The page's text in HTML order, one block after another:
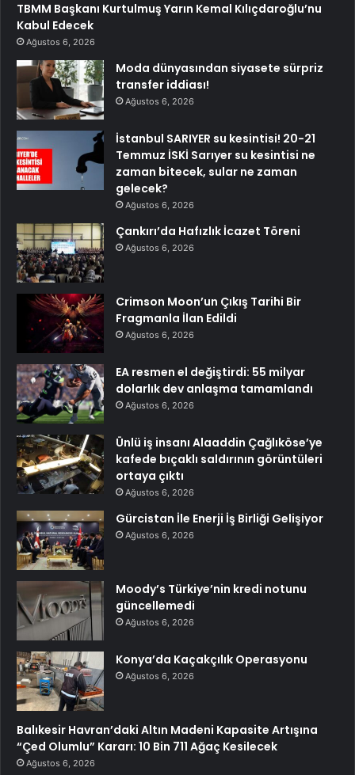
TBMM Başkanı Kurtulmuş Yarın Kemal Kılıçdaroğlu’nu
Kabul Edecek
Ağustos 6, 2026
Moda dünyasından siyasete sürpriz
transfer iddiası!
Ağustos 6, 2026
İstanbul SARIYER su kesintisi! 20-21
Temmuz İSKİ Sarıyer su kesintisi ne
zaman bitecek, sular ne zaman
gelecek?
Ağustos 6, 2026
Çankırı’da Hafızlık İcazet Töreni
Ağustos 6, 2026
Crimson Moon’un Çıkış Tarihi Bir
Fragmanla İlan Edildi
Ağustos 6, 2026
EA resmen el değiştirdi: 55 milyar
dolarlık dev anlaşma tamamlandı
Ağustos 6, 2026
Ünlü iş insanı Alaaddin Çağlıköse’ye
kafede bıçaklı saldırının görüntüleri
ortaya çıktı
Ağustos 6, 2026
Gürcistan İle Enerji İş Birliği Gelişiyor
Ağustos 6, 2026
Moody’s Türkiye’nin kredi notunu
güncellemedi
Ağustos 6, 2026
Konya’da Kaçakçılık Operasyonu
Ağustos 6, 2026
Balıkesir Havran’daki Altın Madeni Kapasite Artışına
“Çed Olumlu” Kararı: 10 Bin 711 Ağaç Kesilecek
Ağustos 6, 2026